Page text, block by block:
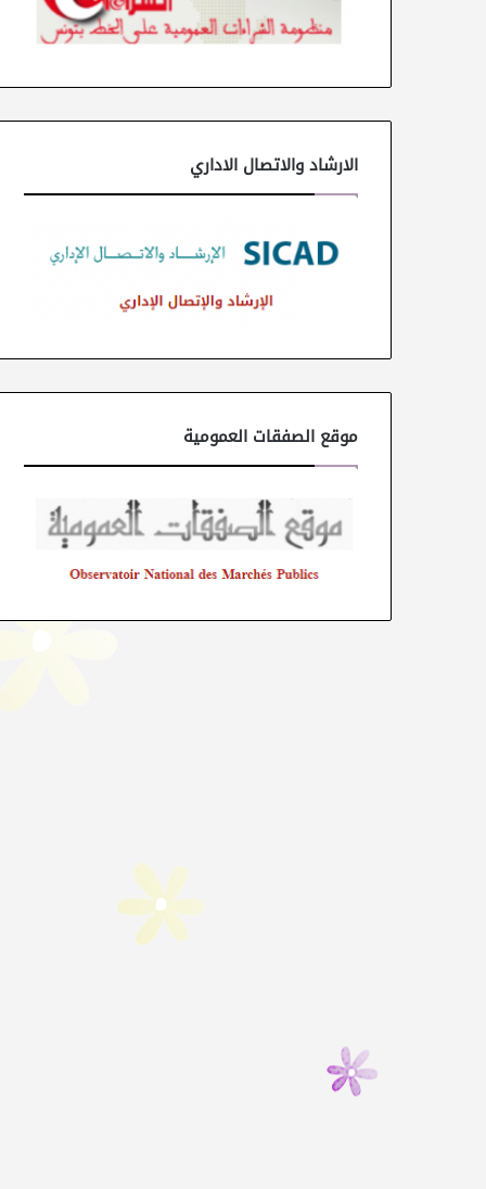
الارشاد والاتصال الاداري
موقع الصفقات العمومية